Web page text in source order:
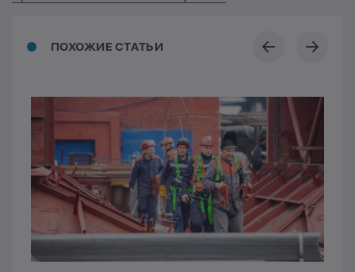
ПОХОЖИЕ СТАТЬИ